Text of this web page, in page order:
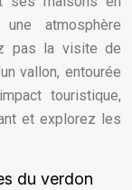
atmosphère
pas la visite de
vallon, entourée
touristique,
et explorez les
du verdon